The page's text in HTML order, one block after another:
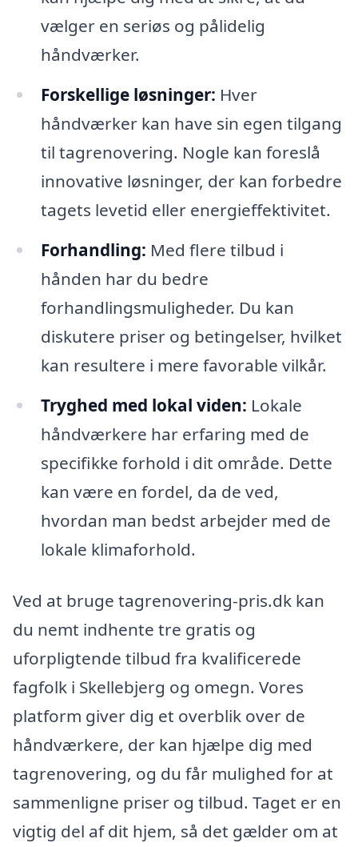
vælger en seriøs og pålidelig
håndværker.
Forskellige løsninger: Hver
håndværker kan have sin egen tilgang
til tagrenovering. Nogle kan foreslå
innovative løsninger, der kan forbedre
tagets levetid eller energieffektivitet.
Forhandling: Med flere tilbud i
hånden har du bedre
forhandlingsmuligheder. Du kan
diskutere priser og betingelser, hvilket
kan resultere i mere favorable vilkår.
Tryghed med lokal viden: Lokale
håndværkere har erfaring med de
specifikke forhold i dit område. Dette
kan være en fordel, da de ved,
hvordan man bedst arbejder med de
lokale klimaforhold.
Ved at bruge tagrenovering-pris.dk kan
du nemt indhente tre gratis og
uforpligtende tilbud fra kvalificerede
fagfolk i Skellebjerg og omegn. Vores
platform giver dig et overblik over de
håndværkere, der kan hjælpe dig med
tagrenovering, og du får mulighed for at
sammenligne priser og tilbud. Taget er en
vigtig del af dit hjem, så det gælder om at